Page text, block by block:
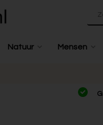
Natuur Mensen